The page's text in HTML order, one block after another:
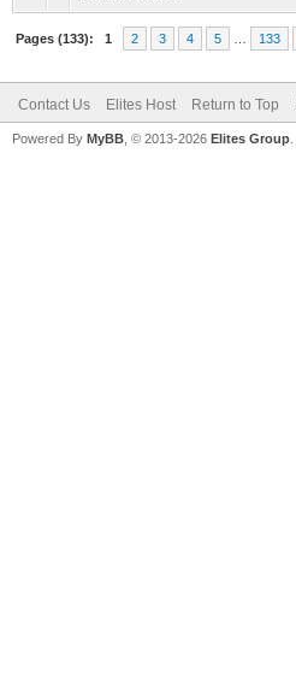
Pages (133): 1 2 3 4 5 133
Contact Us Elites Host Return to Top
Powered By MyBB , © 2013-2026 Elites Group